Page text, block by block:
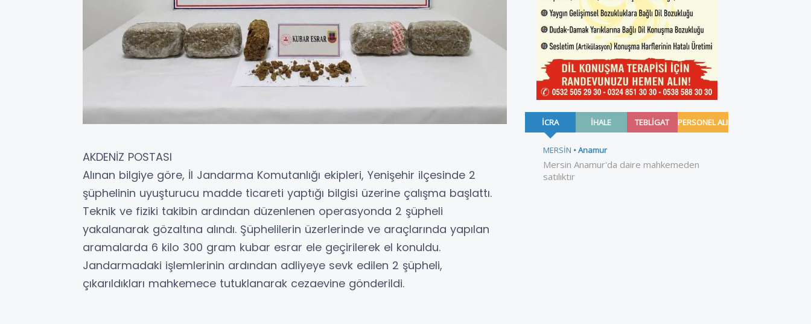
AKDENİZ POSTASI
Alınan bilgiye göre, İl Jandarma Komutanlığı ekipleri, Yenişehir ilçesinde 2
şüphelinin uyuşturucu madde ticareti yaptığı bilgisi üzerine çalışma başlattı.
Teknik ve fiziki takibin ardından düzenlenen operasyonda 2 şüpheli
yakalanarak gözaltına alındı. Şüphelilerin üzerlerinde ve araçlarında yapılan
aramalarda 6 kilo 300 gram kubar esrar ele geçirilerek el konuldu.
Jandarmadaki işlemlerinin ardından adliyeye sevk edilen 2 şüpheli,
çıkarıldıkları mahkemece tutuklanarak cezaevine gönderildi.